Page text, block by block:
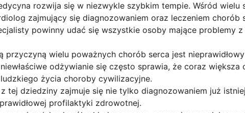
rozwija się w niezwykle szybkim tempie. Wśród
zajmujący się diagnozowaniem oraz leczeniem
powinny udać się wszystkie osoby mające problemy z
przyczyną wielu poważnych chorób serca jest
odżywianie się często sprawia, że coraz większa
życia choroby cywilizacyjne.
tej dziedziny zajmuje się nie tylko diagnozowaniem już
profilaktyki zdrowotnej.